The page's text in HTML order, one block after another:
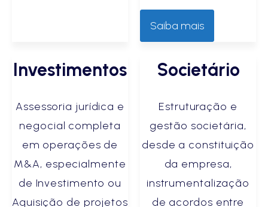
Saiba mais
Investimentos
Assessoria jurídica e
negocial completa
em operações de
M&A, especialmente
de Investimento ou
Aquisição de projetos
Societário
Estruturação e
gestão societária,
desde a constituição
da empresa,
instrumentalização
de acordos entre